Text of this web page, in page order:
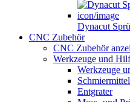
Dynacut
CNC Zubehör
CNC Zubehör
Werkzeuge und
Werkzeuge
Schmiermittel
Entgrater